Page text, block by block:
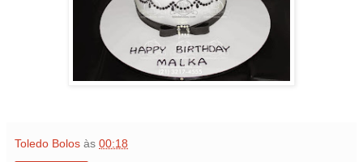
Toledo Bolos às 00:18